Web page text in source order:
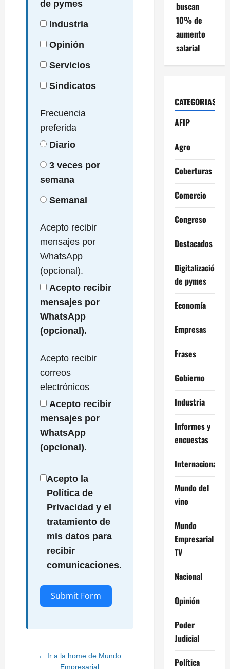
de pymes
Industria
Opinión
Servicios
Sindicatos
Frecuencia
preferida
Diario
3 veces por
semana
Semanal
Acepto recibir
mensajes por
WhatsApp
(opcional).
Acepto recibir
mensajes por
WhatsApp
(opcional).
Acepto recibir
correos
electrónicos
Acepto recibir
mensajes por
WhatsApp
(opcional).
Acepto la
Política de
Privacidad y el
tratamiento de
mis datos para
recibir
comunicaciones.
Submit Form
← Ir a la home de Mundo
Empresarial
buscan
10% de
aumento
salarial
CATEGORIAS
AFIP
Agro
Coberturas
Comercio
Congreso
Destacados
Digitalización
de pymes
Economía
Empresas
Frases
Gobierno
Industria
Informes y
encuestas
Internacional
Mundo del
vino
Mundo
Empresarial
TV
Nacional
Opinión
Poder
Judicial
Política